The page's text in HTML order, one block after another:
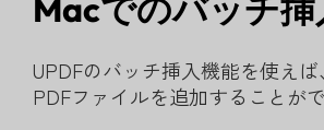
Macでのバッチ挿
UPDFのバッチ挿入機能を使え
PDFファイルを追加することがで